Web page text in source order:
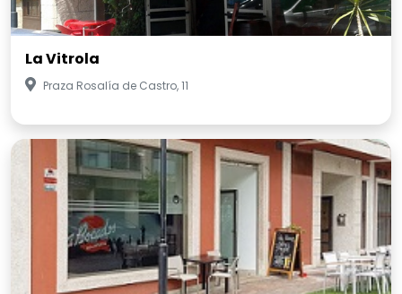
La Vitrola
Praza Rosalía de Castro, 11